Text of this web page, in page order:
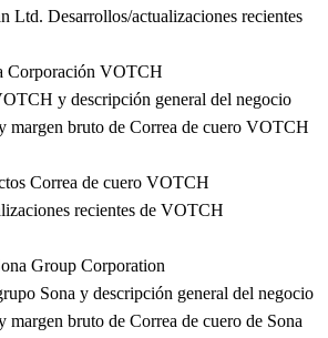
Ltd. Desarrollos/actualizaciones recientes
Corporación VOTCH
y descripción general del negocio
margen bruto de Correa de cuero VOTCH
Correa de cuero VOTCH
recientes de VOTCH
Group Corporation
Sona y descripción general del negocio
margen bruto de Correa de cuero de Sona